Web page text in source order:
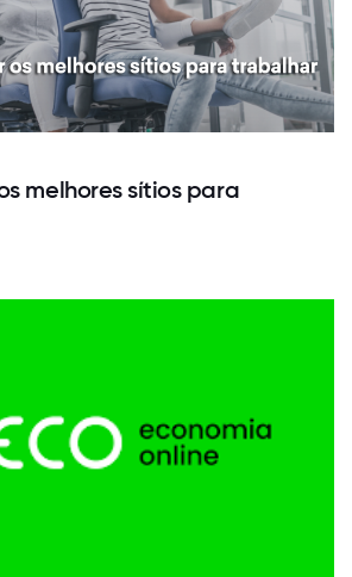
melhores sítios para